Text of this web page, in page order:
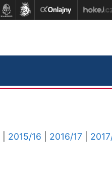
2015/16 2016/17